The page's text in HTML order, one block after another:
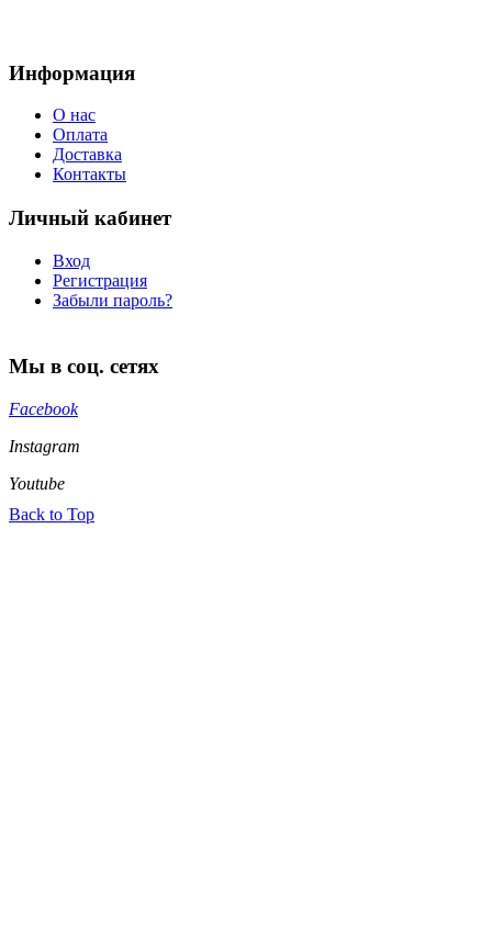
Информация
О нас
Оплата
Доставка
Контакты
Личный кабинет
Вход
Регистрация
Забыли пароль?
Мы в соц. сетях
Facebook
Instagram
Youtube
Back to Top